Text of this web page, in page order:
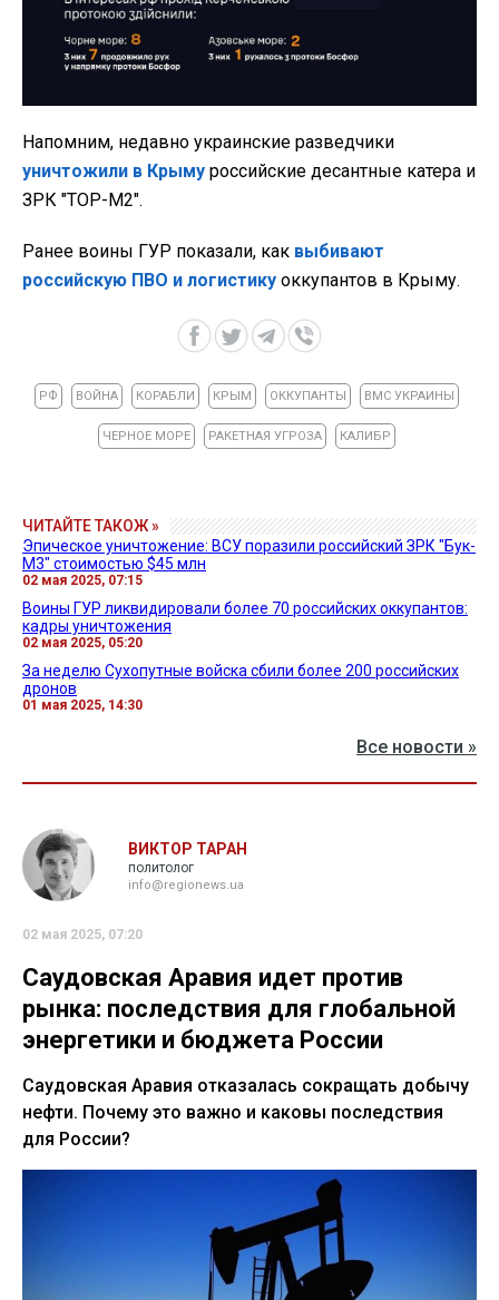
Напомним, недавно украинские разведчики
уничтожили в Крыму российские десантные катера и
ЗРК "ТОР-М2".
Ранее воины ГУР показали, как выбивают
российскую ПВО и логистику оккупантов в Крыму.
РФ ВОЙНА КОРАБЛИ КРЫМ ОККУПАНТЫ ВМС УКРАИНЫ
ЧЕРНОЕ МОРЕ РАКЕТНАЯ УГРОЗА КАЛИБР
ЧИТАЙТЕ ТАКОЖ »
Эпическое уничтожение: ВСУ поразили российский ЗРК "Бук-
М3" стоимостью $45 млн
02 мая 2025, 07:15
Воины ГУР ликвидировали более 70 российских оккупантов:
кадры уничтожения
02 мая 2025, 05:20
За неделю Сухопутные войска сбили более 200 российских
дронов
01 мая 2025, 14:30
Все новости »
ВИКТОР ТАРАН
политолог
info@regionews.ua
02 мая 2025, 07:20
Саудовская Аравия идет против
рынка: последствия для глобальной
энергетики и бюджета России
Саудовская Аравия отказалась сокращать добычу
нефти. Почему это важно и каковы последствия
для России?